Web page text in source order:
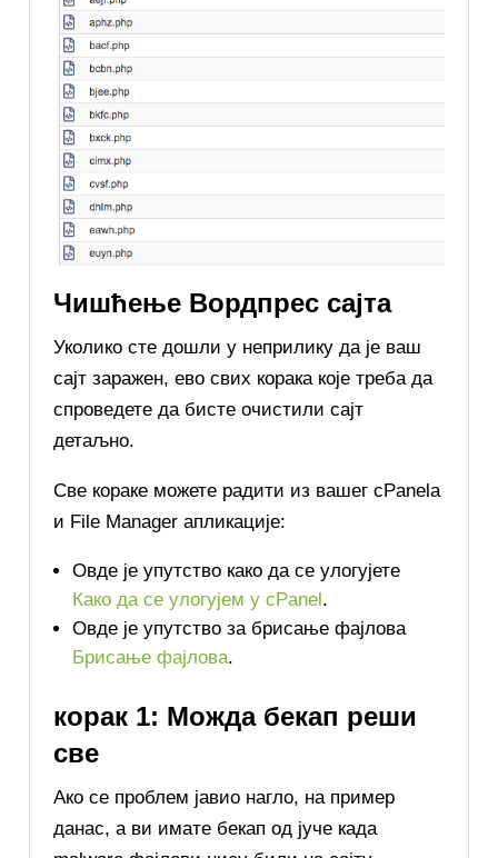
Чишћење Вордпрес сајта
Уколико сте дошли у неприлику да је ваш
сајт заражен, ево свих корака које треба да
спроведете да бисте очистили сајт
детаљно.
Све кораке можете радити из вашег cPanela
и File Manager апликације:
Овде је упутство како да се улогујете
Како да се улогујем у cPanel.
Овде је упутство за брисање фајлова
Брисање фајлова.
корак 1: Можда бекап реши
све
Ако се проблем јавио нагло, на пример
данас, а ви имате бекап од јуче када